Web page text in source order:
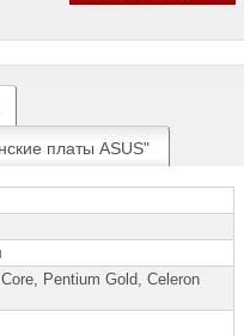
платы ASUS"
Pentium Gold, Celeron